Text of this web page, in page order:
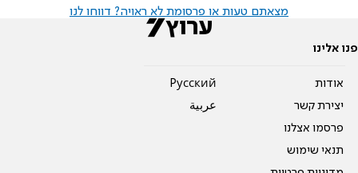
מצאתם טעות או פרסומת לא ראויה? דווחו לנו
פנו אלינו
אודות
יצירת קשר
פרסמו אצלנו
תנאי שימוש
Pусский
عربية